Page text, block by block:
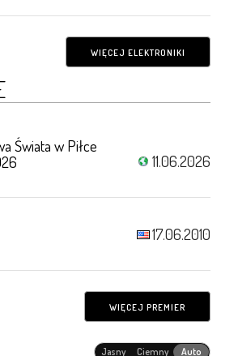
WIĘCEJ ELEKTRONIKI
Świata w Piłce
11.06.2026
17.06.2010
WIĘCEJ PREMIER
Jasny Ciemny Auto